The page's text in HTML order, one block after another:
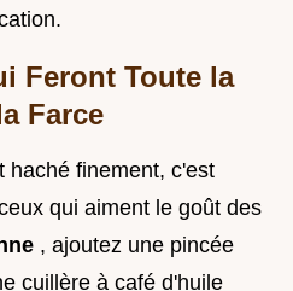
Feront Toute la
Farce
haché finement, c'est
qui aiment le goût des
, ajoutez une pincée
cuillère à café d'huile